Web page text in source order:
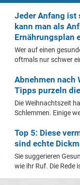
Jeder Anfang ist
kann man als
Ernährungsplan
Wer auf einen
oftmals nur schwer
Abnehmen nach
Tipps purzeln
Die Weihnachtszeit
Schlemmen. Einige
Top 5: Diese
sind echte
Sie suggerieren
wie ihr Ruf. Die Rede